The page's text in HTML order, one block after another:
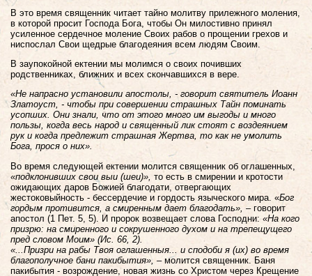
В это время священник читает тайно молитву прилежного моления,
в которой просит Господа Бога, чтобы Он милостивно принял
усиленное сердечное моление Своих рабов о прощении грехов и
ниспослал Свои щедрые благодеяния всем людям Своим.
В заупокойной ектении мы молимся о своих почивших
родственниках, ближних и всех скончавшихся в вере.
«Не напрасно установили апостолы, - говорит святитель Иоанн
Златоуст, - чтобы при совершении страшных Тайн поминать
усопших. Они знали, что от этого много им выгоды и много
пользы, когда весь народ и священный лик стоят с воздеянием
рук и когда предлежит страшная Жертва, то как не умолить
Бога, прося о них».
Во время следующей ектении молится священник об оглашенных,
«подклонивших свои выи (шеи)», то есть в смирении и кротости
ожидающих даров Божией благодати, отвергающих
жестоковыйность - бессердечие и гордость языческого мира. «Бог
гордым противится, а смиренным дает благодать», – говорит
апостол (1 Пет. 5, 5). И пророк возвещает слова Господни: «На кого
призрю: на смиренного и сокрушенного духом и на трепещущего
пред словом Моим» (Ис. 66, 2).
«... Призри на рабы Твоя оглашенныя... и сподоби я (их) во время
благополучное бани пакибытия», – молится священник. Баня
пакибытия - возрождение, новая жизнь со Христом через Крещение